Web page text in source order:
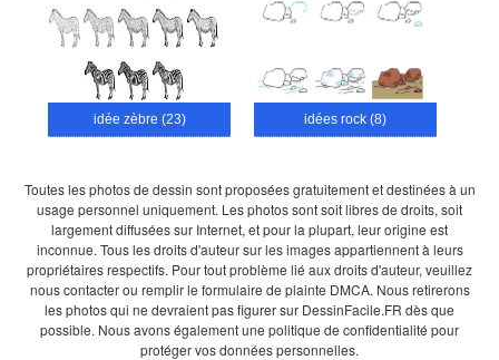
idée zèbre (23) idées rock (8)
Toutes les photos de dessin sont proposées gratuitement et destinées à un
usage personnel uniquement. Les photos sont soit libres de droits, soit
largement diffusées sur Internet, et pour la plupart, leur origine est
inconnue. Tous les droits d'auteur sur les images appartiennent à leurs
propriétaires respectifs. Pour tout problème lié aux droits d'auteur, veuillez
nous contacter ou remplir le formulaire de plainte DMCA. Nous retirerons
les photos qui ne devraient pas figurer sur DessinFacile.FR dès que
possible. Nous avons également une politique de confidentialité pour
protéger vos données personnelles.